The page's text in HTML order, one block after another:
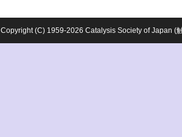
Copyright (C) 1959-2026 Catalysis Society of Japan (